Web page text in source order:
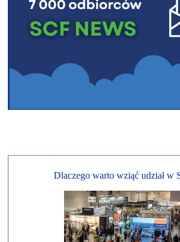
Dlaczego warto wziąć udział w